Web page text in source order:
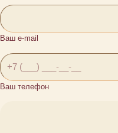
Ваш e-mail
Ваш телефон